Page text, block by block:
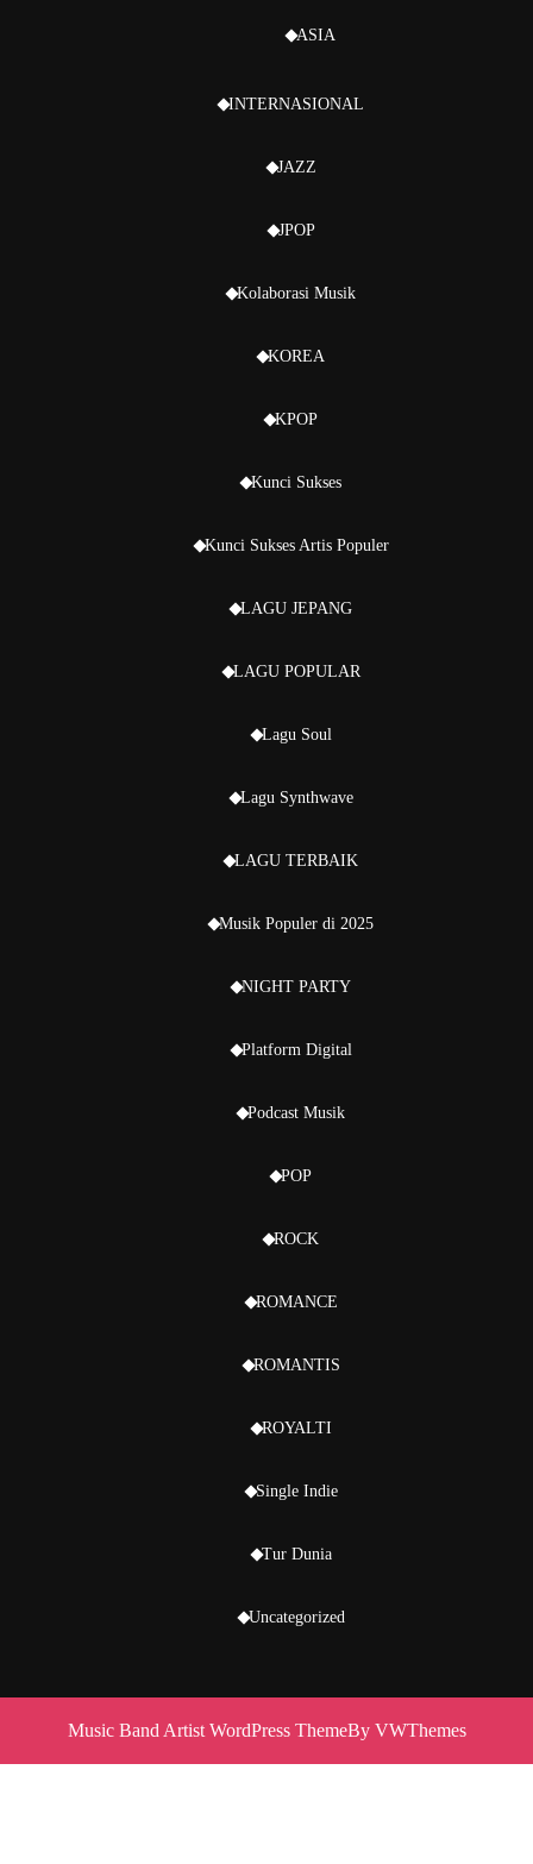
ASIA
INTERNASIONAL
JAZZ
JPOP
Kolaborasi Musik
KOREA
KPOP
Kunci Sukses
Kunci Sukses Artis Populer
LAGU JEPANG
LAGU POPULAR
Lagu Soul
Lagu Synthwave
LAGU TERBAIK
Musik Populer di 2025
NIGHT PARTY
Platform Digital
Podcast Musik
POP
ROCK
ROMANCE
ROMANTIS
ROYALTI
Single Indie
Tur Dunia
Uncategorized
Music Band Artist WordPress ThemeBy VWThemes